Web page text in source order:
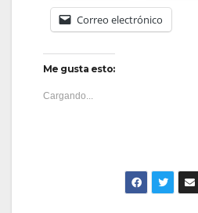
Correo electrónico
Me gusta esto:
Cargando...